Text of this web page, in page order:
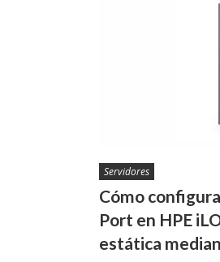
Servidores
Cómo
Port en HPE
estática